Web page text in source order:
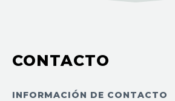
CONTACTO
INFORMACIÓN DE CONTACTO